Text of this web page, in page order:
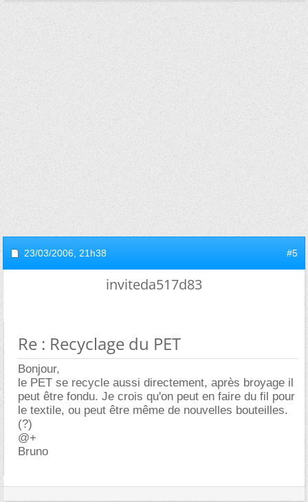
23/03/2006, 21h38 #5
inviteda517d83
Re : Recyclage du PET
Bonjour,
le PET se recycle aussi directement, après broyage il
peut être fondu. Je crois qu'on peut en faire du fil pour
le textile, ou peut être même de nouvelles bouteilles.
(?)
@+
Bruno